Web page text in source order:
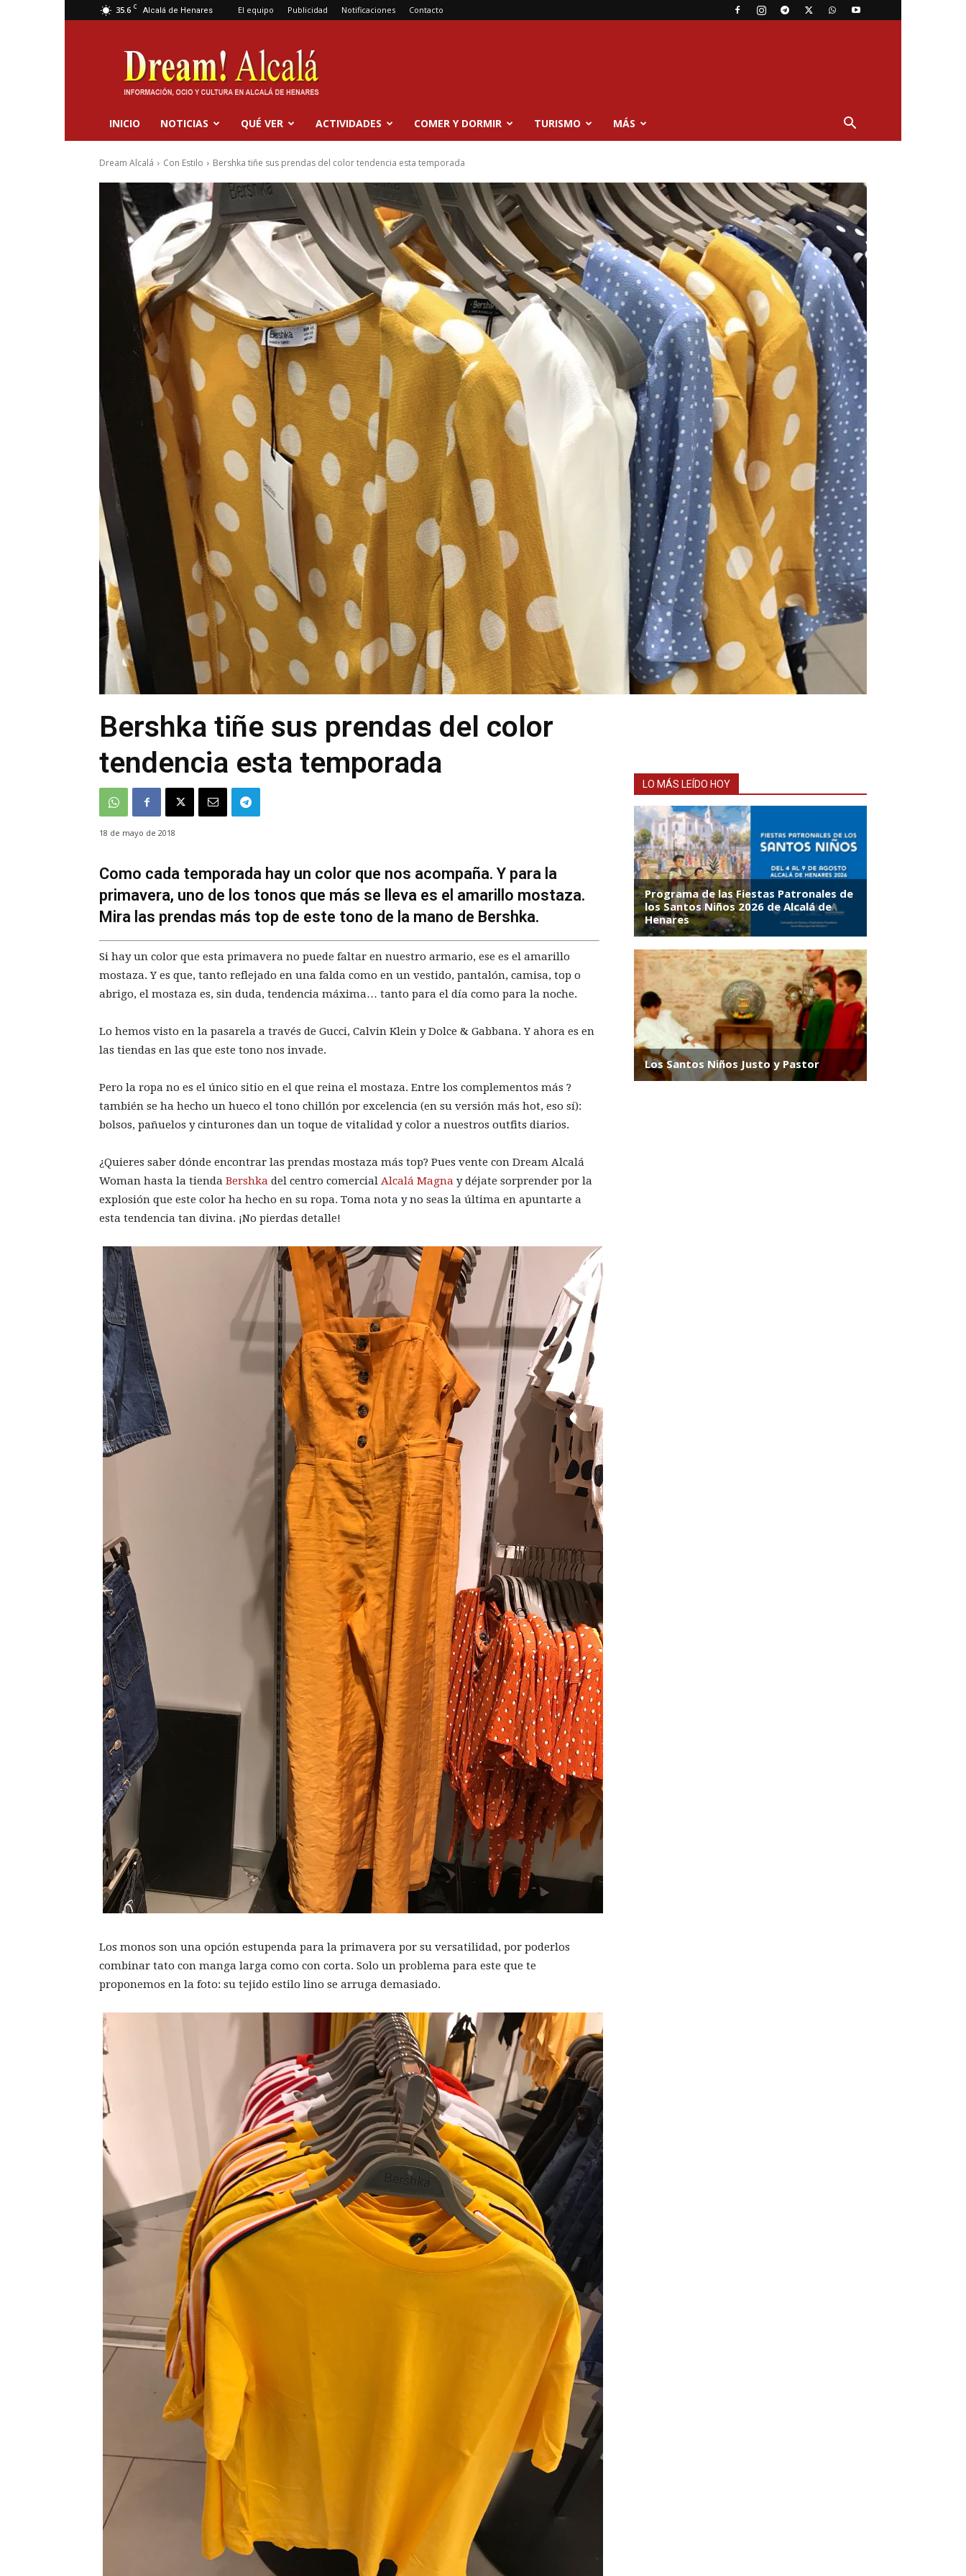
35.6 C Alcalá de Henares El equipo Publicidad Notificaciones Contacto
Dream
Alcalá
INICIO NOTICIAS QUÉ VER ACTIVIDADES COMER Y DORMIR TURISMO MÁS
Dream Alcalá Con Estilo Bershka tiñe sus prendas del color tendencia esta temporada
Bershka tiñe sus prendas del color
tendencia esta temporada
18 de mayo de 2018
Como cada temporada hay un color que nos acompaña. Y para la
primavera, uno de los tonos que más se lleva es el amarillo mostaza.
Mira las prendas más top de este tono de la mano de Bershka.
Si hay un color que esta primavera no puede faltar en nuestro armario, ese es el amarillo
mostaza. Y es que, tanto reflejado en una falda como en un vestido, pantalón, camisa, top o
abrigo, el mostaza es, sin duda, tendencia máxima… tanto para el día como para la noche.
Lo hemos visto en la pasarela a través de Gucci, Calvin Klein y Dolce & Gabbana. Y ahora es en
las tiendas en las que este tono nos invade.
Pero la ropa no es el único sitio en el que reina el mostaza. Entre los complementos más ?
también se ha hecho un hueco el tono chillón por excelencia (en su versión más hot, eso sí):
bolsos, pañuelos y cinturones dan un toque de vitalidad y color a nuestros outfits diarios.
¿Quieres saber dónde encontrar las prendas mostaza más top? Pues vente con Dream Alcalá
Woman hasta la tienda Bershka del centro comercial Alcalá Magna y déjate sorprender por la
explosión que este color ha hecho en su ropa. Toma nota y no seas la última en apuntarte a
esta tendencia tan divina. ¡No pierdas detalle!
Los monos son una opción estupenda para la primavera por su versatilidad, por poderlos
combinar tato con manga larga como con corta. Solo un problema para este que te
proponemos en la foto: su tejido estilo lino se arruga demasiado.
LO MÁS LEÍDO HOY